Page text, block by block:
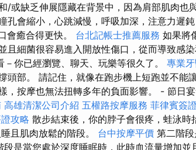
/或缺乏伸展隱藏在背景中，因為肩部肌肉也
孔會縮小，心跳減慢，呼吸加深，注意力遲
會癒合得更快。 台北記帳士推薦服務 如果將
且細菌很容易進入開放性傷口，從而導致感染
－你已經瀏覽、聊天、玩樂等很久了。 專業
頭部。 請記住，就像在跑步機上短跑並不能
，按摩也無法扭轉多年的負面影響。 - 節日
高雄清潔公司介紹 五權路按摩服務 菲律賓簽
攻略 散步結束後，你的脖子會很疼，蛙泳時
且肌肉放鬆的階段。 台中按摩平價 第二階
段是當您處於深度睡眠時，此時血流量增加並